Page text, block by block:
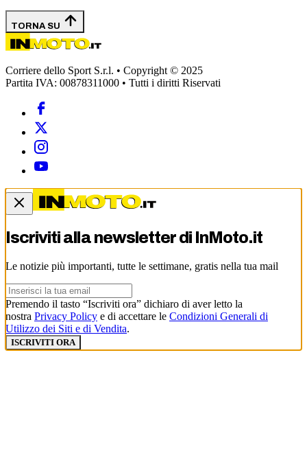
TORNA SU
Corriere dello Sport S.r.l. • Copyright © 2025
Partita IVA: 00878311000 • Tutti i diritti Riservati
Iscriviti alla newsletter di InMoto.it
Le notizie più importanti, tutte le settimane, gratis nella tua mail
Premendo il tasto “Iscriviti ora” dichiaro di aver letto la
nostra Privacy Policy e di accettare le Condizioni Generali di
Utilizzo dei Siti e di Vendita.
ISCRIVITI ORA